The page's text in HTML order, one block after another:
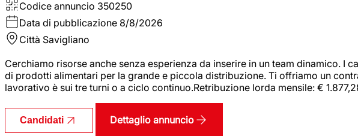
Codice annuncio 350250
Data di pubblicazione 8/8/2026
Città Savigliano
Cerchiamo risorse anche senza esperienza da inserire in un team dinamico.
di prodotti alimentari per la grande e piccola distribuzione. Ti offriamo un
lavorativo è sui tre turni o a ciclo continuo.Retribuzione lorda mensile: €
Candidati Dettaglio annuncio